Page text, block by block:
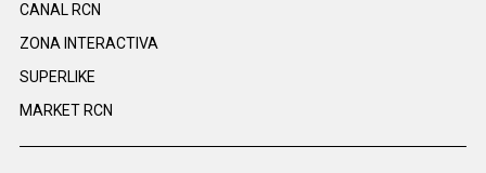
CANAL RCN
ZONA INTERACTIVA
SUPERLIKE
MARKET RCN